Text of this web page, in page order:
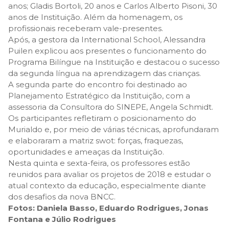
anos; Gladis Bortoli, 20 anos e Carlos Alberto Pisoni, 30
anos de Instituição. Além da homenagem, os
profissionais receberam vale-presentes.
Após, a gestora da International School, Alessandra
Puilen explicou aos presentes o funcionamento do
Programa Bilíngue na Instituição e destacou o sucesso
da segunda língua na aprendizagem das crianças.
A segunda parte do encontro foi destinado ao
Planejamento Estratégico da Instituição, com a
assessoria da Consultora do SINEPE, Angela Schmidt.
Os participantes refletiram o posicionamento do
Murialdo e, por meio de várias técnicas, aprofundaram
e elaboraram a matriz swot: forças, fraquezas,
oportunidades e ameaças da Instituição.
Nesta quinta e sexta-feira, os professores estão
reunidos para avaliar os projetos de 2018 e estudar o
atual contexto da educação, especialmente diante
dos desafios da nova BNCC.
Fotos: Daniela Basso, Eduardo Rodrigues, Jonas
Fontana e Júlio Rodrigues